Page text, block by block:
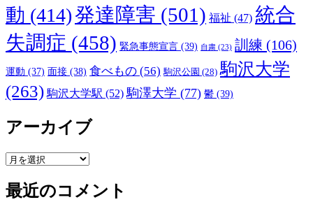
動 (414)発達障害 (501) 福祉 (47) 統合
失調症 (458) 緊急事態宣言 (39) 自粛 (23) 訓練 (106)
運動 (37) 面接 (38) 食べもの (56) 駒沢公園 (28) 駒沢大学
(263) 駒沢大学駅 (52) 駒澤大学 (77) 鬱 (39)
アーカイブ
ア
カ
イ
最近のコメント